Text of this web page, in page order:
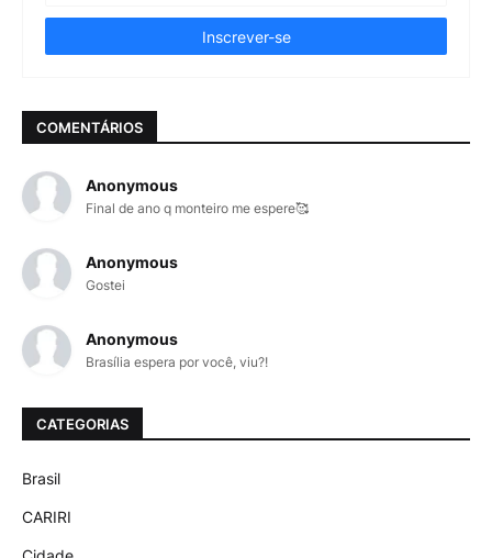
COMENTÁRIOS
Anonymous
Final de ano q monteiro me espere🥰
Anonymous
Gostei
Anonymous
Brasília espera por você, viu?!
CATEGORIAS
Brasil
CARIRI